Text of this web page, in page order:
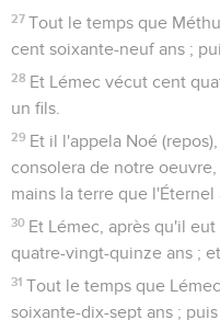
27 Tout le temps que
cent soixante-neuf ans ;
28 Et Lémec vécut cent
un fils.
29 Et il l'appela Noé
consolera de notre
mains la terre que l'Éternel
30 Et Lémec, après qu'il
quatre-vingt-quinze ans ;
31 Tout le temps que
soixante-dix-sept ans ;